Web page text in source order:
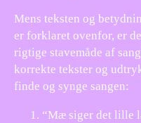
Mens teksten og
er forklaret ovenfor, er
rigtige stavemåde af
korrekte tekster og
finde og synge sangen:
“Mæ siger det lille